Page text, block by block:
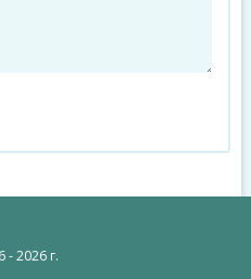
2026 г.